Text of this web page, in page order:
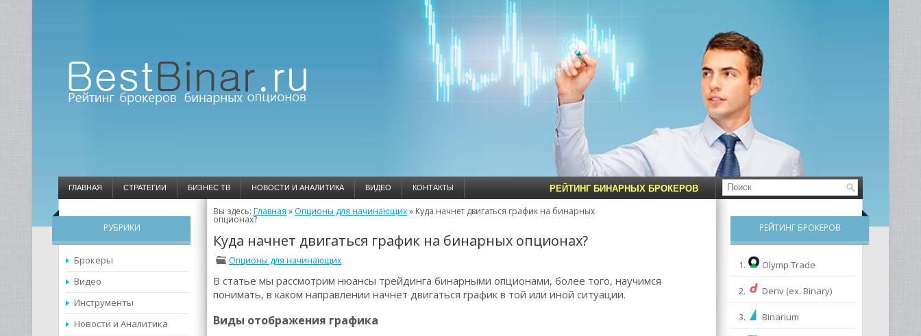
ГЛАВНАЯ СТРАТЕГИИ БИЗНЕС ТВ НОВОСТИ И АНАЛИТИКА ВИДЕО КОНТАКТЫ РЕЙТИНГ БИНАРНЫХ БРОКЕРОВ
РУБРИКИ
Брокеры
Видео
Инструменты
Новости и Аналитика
Вы здесь: Главная » Опционы для начинающих» Куда начнет двигаться график на бинарных
опционах?
Куда начнет двигаться график на бинарных опционах?
Опционы для начинающих
В статье мы рассмотрим нюансы трейдинга бинарными опционами, более того, научимся
понимать, в каком направлении начнет двигаться график в той или иной ситуации.
Виды отображения графика
РЕЙТИНГ БРОКЕРОВ
1. Olymp Trade
2. Deriv (ex. Binary)
3. Binarium